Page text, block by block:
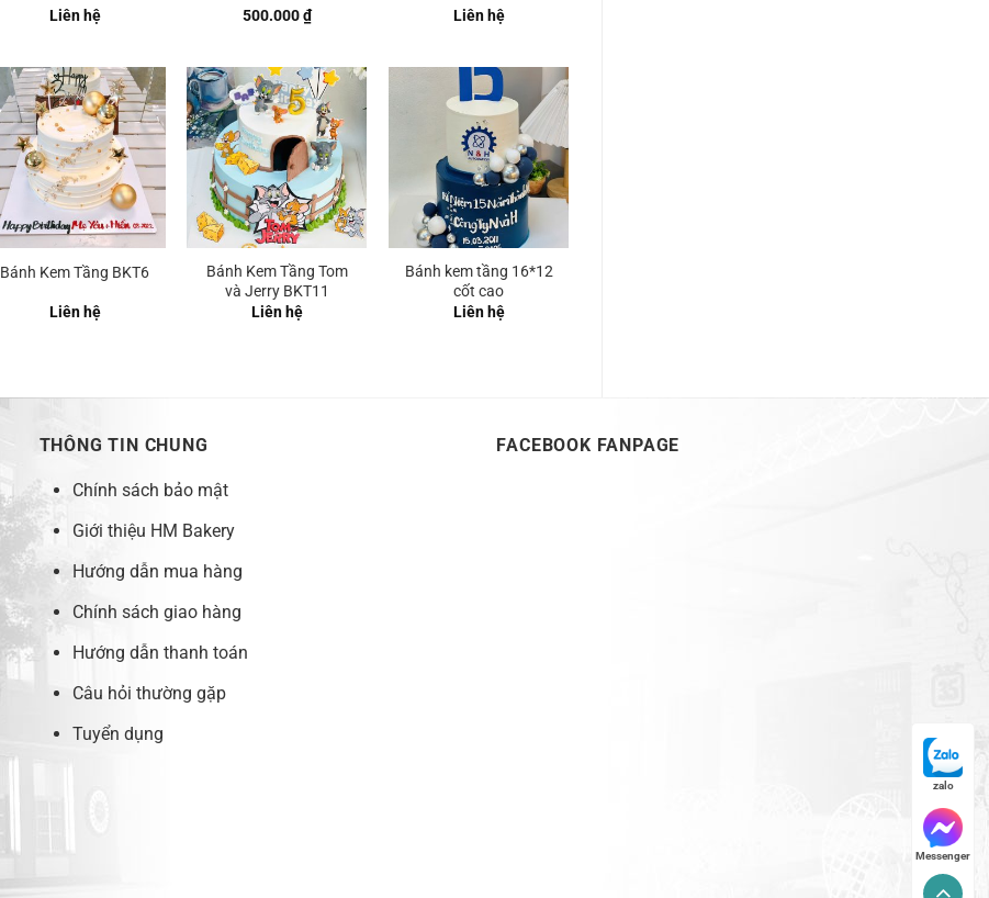
Liên hệ
500.000₫ Liên hệ
Bánh Kem Tầng BKT6
Liên hệ
Bánh Kem Tầng Tom
và Jerry BKT11
Liên hệ
Bánh kem tầng 16*12
cốt cao
Liên hệ
THÔNG TIN CHUNG
Chính sách bảo mật
Giới thiệu HM Bakery
Hướng dẫn mua hàng
Chính sách giao hàng
Hướng dẫn thanh toán
Câu hỏi thường gặp
Tuyển dụng
FACEBOOK FANPAGE
zalo
Messenger